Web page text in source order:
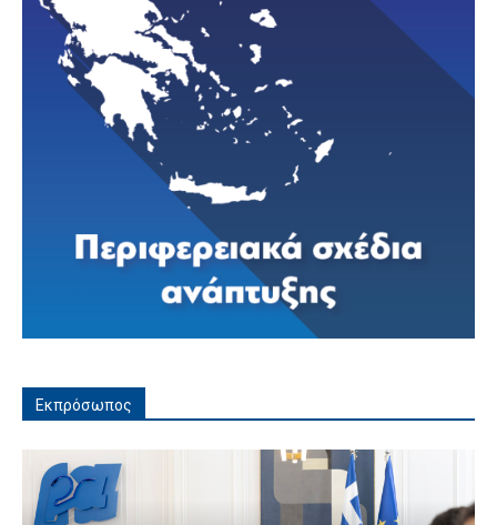
Εκπρόσωπος